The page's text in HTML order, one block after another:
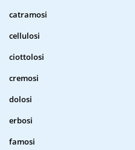
catramosi
cellulosi
ciottolosi
cremosi
dolosi
erbosi
famosi